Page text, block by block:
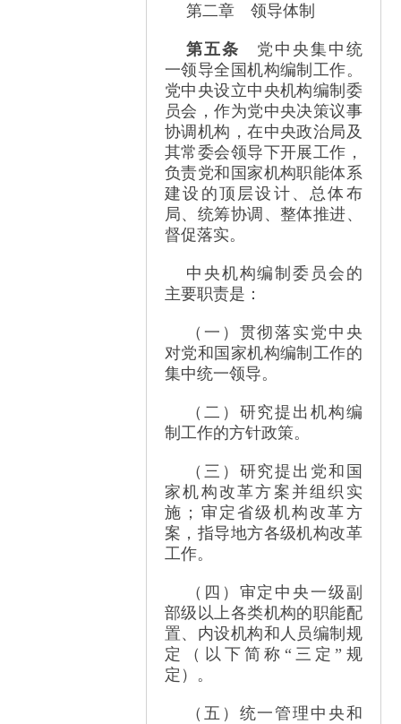
第二章 领导体制
第五条 党中央集中统
一领导全国机构编制工作。
党中央设立中央机构编制委
员会，作为党中央决策议事
协调机构，在中央政治局及
其常委会领导下开展工作，
负责党和国家机构职能体系
建设的顶层设计、总体布
局、统筹协调、整体推进、
督促落实。
中央机构编制委员会的
主要职责是：
（一）贯彻落实党中央
对党和国家机构编制工作的
集中统一领导。
（二）研究提出机构编
制工作的方针政策。
（三）研究提出党和国
家机构改革方案并组织实
施；审定省级机构改革方
案，指导地方各级机构改革
工作。
（四）审定中央一级副
部级以上各类机构的职能配
置、内设机构和人员编制规
定（以下简称 “三定” 规
定）。
（五）统一管理中央和